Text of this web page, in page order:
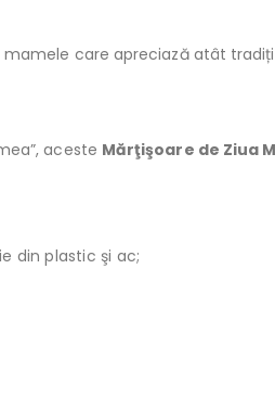
care apreciază atât
aceste Mărţişoare de Ziua
din plastic şi ac;